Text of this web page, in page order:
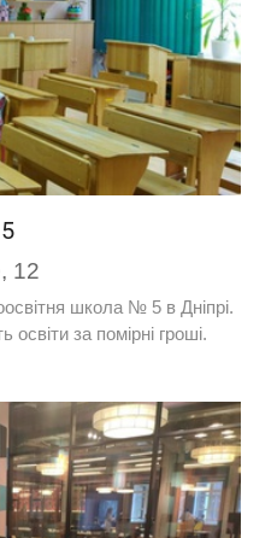
12
школа № 5 в Дніпрі.
освіти за помірні гроші.